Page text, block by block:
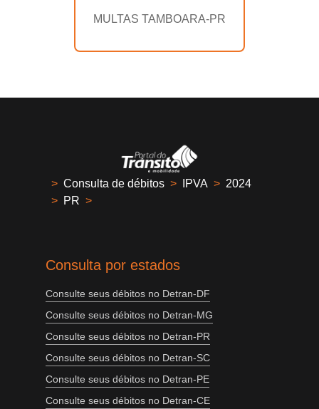
MULTAS TAMBOARA-PR
> Consulta de débitos > IPVA > 2024
> PR >
Consulta por estados
Consulte seus débitos no Detran-DF
Consulte seus débitos no Detran-MG
Consulte seus débitos no Detran-PR
Consulte seus débitos no Detran-SC
Consulte seus débitos no Detran-PE
Consulte seus débitos no Detran-CE